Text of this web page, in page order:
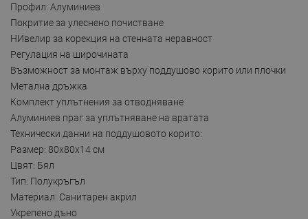
Профил: Алуминиев
Покритие за улеснено почистване
НИвелир за корекция на стенната неравност
Регулация на широчината
Възможност за монтаж върху поддушово корито или плочки
Метална дръжка
Комплект уплътнения за отводняване
Алуминиев праг за уплътняване на вратата
Технически данни на поддушовото корито:
Размер: 80x80x14 см
Цвят: Бял
Тип: Полукръгъл
Материал: Санитарен акрил
Укрепено дъно